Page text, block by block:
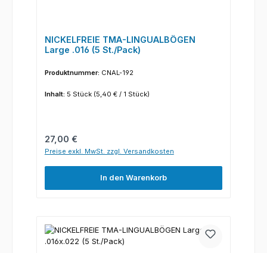
NICKELFREIE TMA-LINGUALBÖGEN
Large .016 (5 St./Pack)
Produktnummer: CNAL-192
Inhalt: 5 Stück (5,40 € / 1 Stück)
Regulärer Preis:
27,00 €
Preise exkl. MwSt. zzgl. Versandkosten
In den Warenkorb